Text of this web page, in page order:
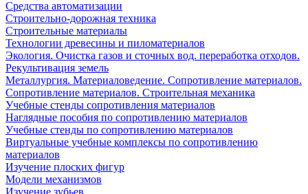
Средства автоматизации
Строительно-дорожная техника
Строительные материалы
Технологии древесины и пиломатериалов
Экология. Очистка газов и сточных вод. переработка отходов.
Рекультивация земель
Металлургия. Материаловедение. Сопротивление материалов.
Сопротивление материалов. Строительная механика
Учебные стенды сопротивления материалов
Наглядные пособия по сопротивлению материалов
Учебные стенды по сопротивлению материалов
Виртуальные учебные комплексы по сопротивлению
материалов
Изучение плоских фигур
Модели механизмов
Изучение зубьев